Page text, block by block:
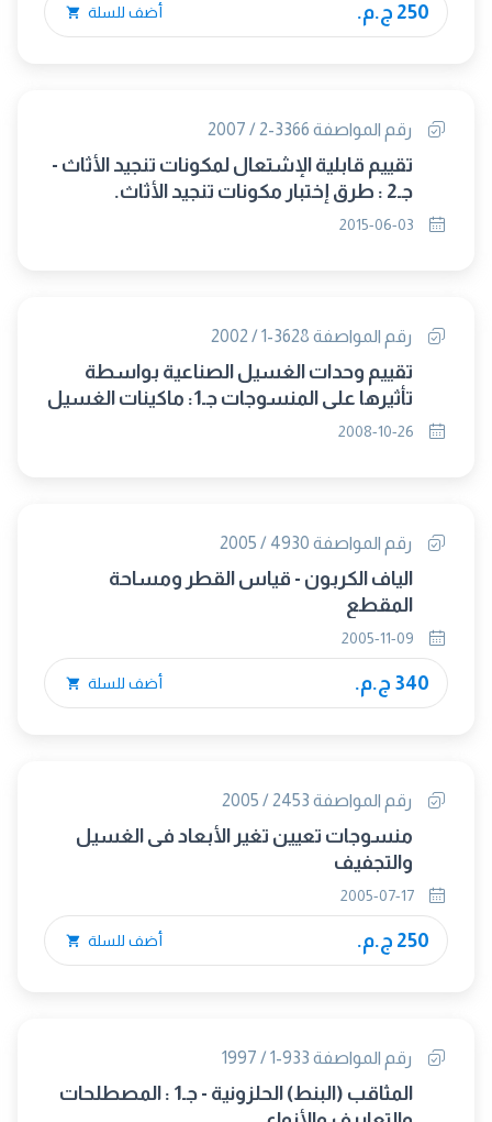
250 ج.م. أضف للسلة
رقم المواصفة 3366-2 / 2007
تقييم قابلية الإشتعال لمكونات تنجيد الأثاث -
جـ2 : طرق إختبار مكونات تنجيد الأثاث.
رقم المواصفة 3628-1 / 2002
تقييم وحدات الغسيل الصناعية بواسطة
تأثيرها على المنسوجات جـ1: ماكينات الغسيل
.
رقم المواصفة 4930 / 2005
الياف الكربون - قياس القطر ومساحة
المقطع
340 ج.م. أضف للسلة
رقم المواصفة 2453 / 2005
منسوجات تعيين تغير الأبعاد فى الغسيل
والتجفيف
250 ج.م. أضف للسلة
رقم المواصفة 933-1 / 1997
المثاقب (البنط) الحلزونية - جـ1 : المصطلحات